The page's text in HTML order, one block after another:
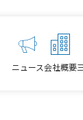
ニュース会社概要